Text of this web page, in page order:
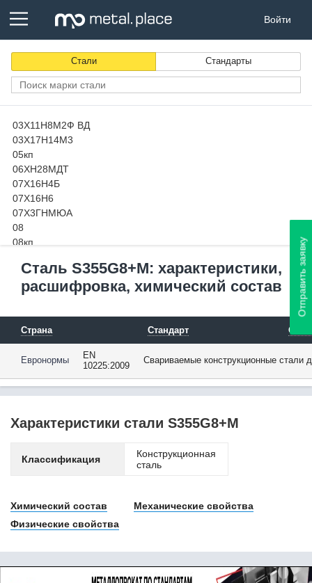
Войти
Стали Стандарты
03Х11Н8М2Ф ВД
03Х17Н14М3
05кп
06ХН28МДТ
07Х16Н4Б
07Х16Н6
07Х3ГНМЮА
08
08кп
08Х13
08х14МФ-Ш
08Х17Н5М3 / Х17Н5М3
08Х17Т
08Х18Г8Н2Т /
0Х18Г8Н2Т
08Х18Н10Т
08Х18Н12Б
08Х22Н6Т
09Г2
09ГСФ
10
Сталь S355G8+M: характеристики,
расшифровка, химический состав
Страна Стандарт
Евронормы
EN
10225:2009
Свариваемые конструкционные стали
Характеристики стали S355G8+M
Классификация
Конструкционная
сталь
Химический состав
Механические свойства
Физические свойства
Отправить заявку